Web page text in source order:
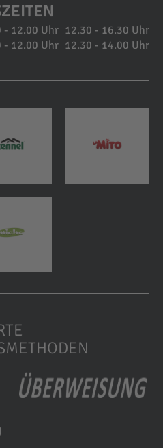
- 12.00 Uhr 12.30 - 16.30 Uhr
- 12.00 Uhr 12.30 - 14.00 Uhr